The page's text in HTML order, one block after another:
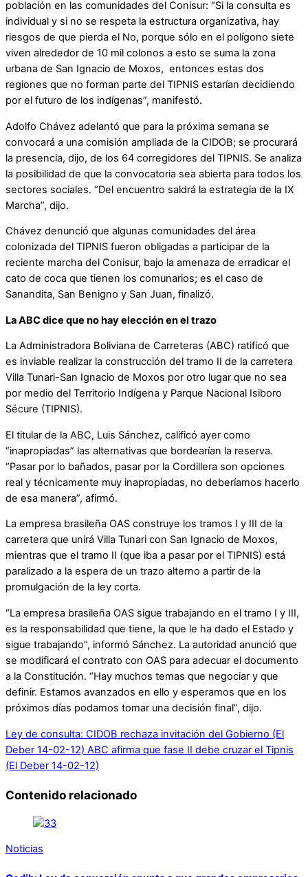
población en las comunidades del Conisur: “Si la consulta es
individual y si no se respeta la estructura organizativa, hay
riesgos de que pierda el No, porque sólo en el polígono siete
viven alrededor de 10 mil colonos a esto se suma la zona
urbana de San Ignacio de Moxos, entonces estas dos
regiones que no forman parte del TIPNIS estarían decidiendo
por el futuro de los indígenas”, manifestó.
Adolfo Chávez adelantó que para la próxima semana se
convocará a una comisión ampliada de la CIDOB; se procurará
la presencia, dijo, de los 64 corregidores del TIPNIS. Se analiza
la posibilidad de que la convocatoria sea abierta para todos los
sectores sociales. “Del encuentro saldrá la estrategia de la IX
Marcha”, dijo.
Chávez denunció que algunas comunidades del área
colonizada del TIPNIS fueron obligadas a participar de la
reciente marcha del Conisur, bajo la amenaza de erradicar el
cato de coca que tienen los comunarios; es el caso de
Sanandita, San Benigno y San Juan, finalizó.
La ABC dice que no hay elección en el trazo
La Administradora Boliviana de Carreteras (ABC) ratificó que
es inviable realizar la construcción del tramo II de la carretera
Villa Tunari-San Ignacio de Moxos por otro lugar que no sea
por medio del Territorio Indígena y Parque Nacional Isiboro
Sécure (TIPNIS).
El titular de la ABC, Luis Sánchez, calificó ayer como
“inapropiadas” las alternativas que bordearían la reserva.
“Pasar por lo bañados, pasar por la Cordillera son opciones
real y técnicamente muy inapropiadas, no deberíamos hacerlo
de esa manera”, afirmó.
La empresa brasileña OAS construye los tramos I y III de la
carretera que unirá Villa Tunari con San Ignacio de Moxos,
mientras que el tramo II (que iba a pasar por el TIPNIS) está
paralizado a la espera de un trazo alterno a partir de la
promulgación de la ley corta.
“La empresa brasileña OAS sigue trabajando en el tramo I y III,
es la responsabilidad que tiene, la que le ha dado el Estado y
sigue trabajando”, informó Sánchez. La autoridad anunció que
se modificará el contrato con OAS para adecuar el documento
a la Constitución. “Hay muchos temas que negociar y que
definir. Estamos avanzados en ello y esperamos que en los
próximos días podamos tomar una decisión final”, dijo.
Ley de consulta: CIDOB rechaza invitación del Gobierno (El
Deber 14-02-12) ABC afirma que fase II debe cruzar el Tipnis
(El Deber 14-02-12)
Contenido relacionado
Noticias